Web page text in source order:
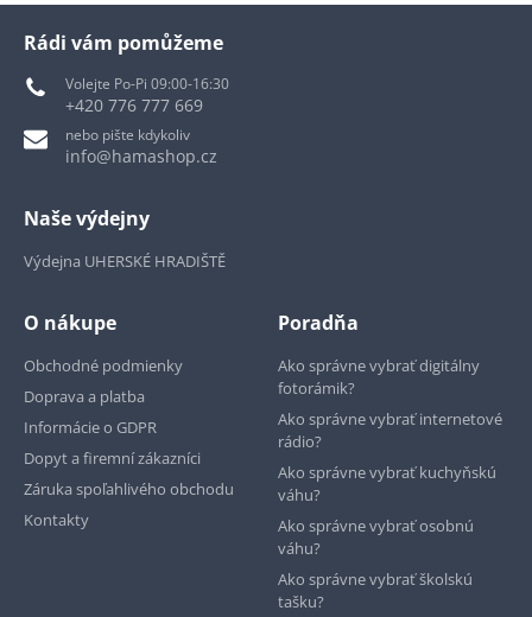
Rádi vám pomůžeme
Volejte Po-Pi 09:00-16:30
+420 776 777 669
nebo pište kdykoliv
info@hamashop.cz
Naše výdejny
Výdejna UHERSKÉ HRADIŠTĚ
O nákupe
Obchodné podmienky
Doprava a platba
Informácie o GDPR
Dopyt a firemní zákazníci
Záruka spoľahlivého obchodu
Kontakty
Poradňa
Ako správne vybrať digitálny
fotorámik?
Ako správne vybrať internetové
rádio?
Ako správne vybrať kuchyňskú
váhu?
Ako správne vybrať osobnú
váhu?
Ako správne vybrať školskú
tašku?